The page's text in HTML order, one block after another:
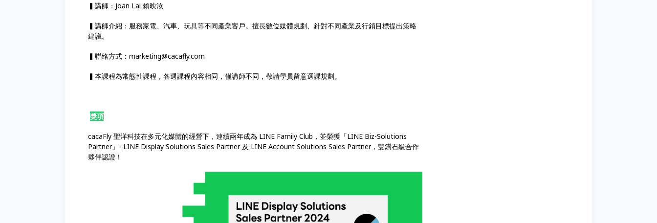
▍講師：Joan Lai 賴映汝
▍講師介紹：服務家電、汽車、玩具等不同產業客戶。擅長數位媒體規劃、針對不同產業及行銷目標提出策略
建議。
▍聯絡方式：marketing@cacafly.com
▍本課程為常態性課程，各週課程內容相同，僅講師不同，敬請學員留意選課規劃。
獎項
cacaFly 聖洋科技在多元化媒體的經營下，連續兩年成為 LINE Family Club，並榮獲「LINE Biz-Solutions
Partner」- LINE Display Solutions Sales Partner 及 LINE Account Solutions Sales Partner，雙鑽石級合作
夥伴認證！